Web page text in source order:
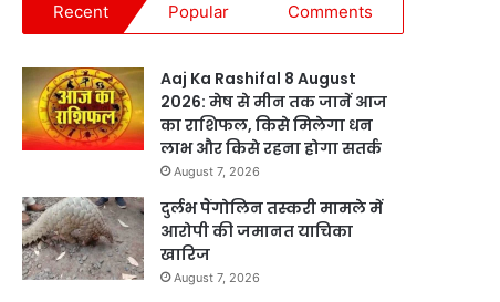
Recent Popular Comments
Aaj Ka Rashifal 8 August
2026: मेष से मीन तक जानें आज
का राशिफल, किसे मिलेगा धन
लाभ और किसे रहना होगा सतर्क
August 7, 2026
दुर्लभ पैंगोलिन तस्करी मामले में
आरोपी की जमानत याचिका
खारिज
August 7, 2026